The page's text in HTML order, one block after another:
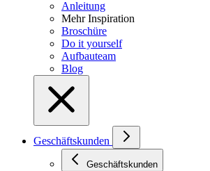
Anleitung
Mehr Inspiration
Broschüre
Do it yourself
Aufbauteam
Blog
Geschäftskunden
Geschäftskunden